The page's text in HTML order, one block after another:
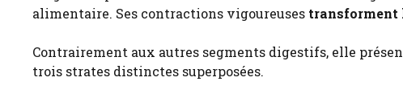
alimentaire. Ses contractions vigoureuses transforment
Contrairement aux autres segments digestifs, elle
trois strates distinctes superposées.